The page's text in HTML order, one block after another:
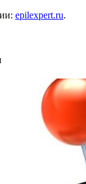
epilexpert.ru.